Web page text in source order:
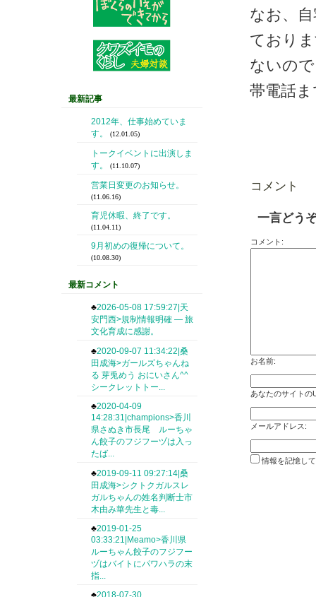
最新記事
2012年、仕事始めていま
す。
(12.01.05)
トークイベントに出演しま
す。
(11.10.07)
営業日変更のお知らせ。
(11.06.16)
育児休暇、終了です。
(11.04.11)
9月初めの復帰について。
(10.08.30)
最新コメント
♣2026-05-08 17:59:27|天
安門西>規制情報明確 — 旅
文化育成に感謝。
♣2020-09-07 11:34:22|桑
田成海>ガールズちゃんね
る 芽兎めう おにいさん^^
シークレットトー...
♣2020-04-09
14:28:31|champions>香川
県さぬき市長尾 ルーちゃ
ん餃子のフジフーヅは入っ
たば...
♣2019-09-11 09:27:14|桑
田成海>シクトクガルスレ
ガルちゃんの姓名判断士市
木由み華先生と毒...
♣2019-01-25
03:33:21|Meamo>香川県
ルーちゃん餃子のフジフー
ヅはバイトにパワハラの末
指...
♣2018-07-30
なお、
ており
ないの
帯電話
コメント
一言どう
コメント:
お名前:
あなたのサイトの
メールアドレス:
情報を記憶し